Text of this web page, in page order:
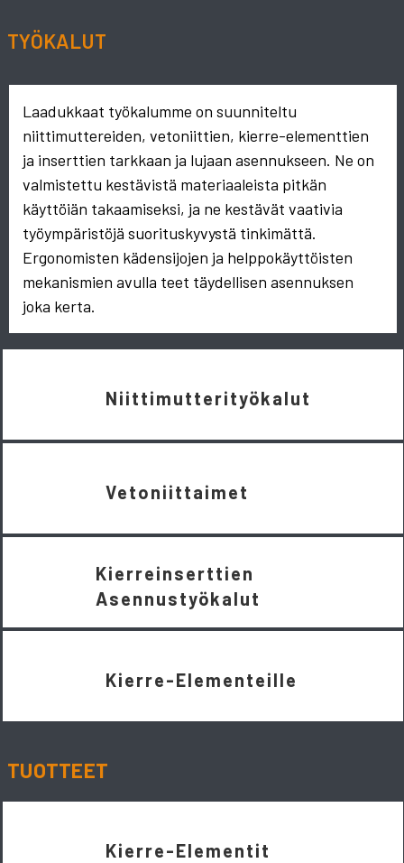
TYÖKALUT
Laadukkaat työkalumme on suunniteltu
niittimuttereiden, vetoniittien, kierre-elementtien
ja inserttien tarkkaan ja lujaan asennukseen. Ne on
valmistettu kestävistä materiaaleista pitkän
käyttöiän takaamiseksi, ja ne kestävät vaativia
työympäristöjä suorituskyvystä tinkimättä.
Ergonomisten kädensijojen ja helppokäyttöisten
mekanismien avulla teet täydellisen asennuksen
joka kerta.
Niittimutterityökalut
Vetoniittaimet
Kierreinserttien
Asennustyökalut
Kierre-Elementeille
TUOTTEET
Kierre-Elementit